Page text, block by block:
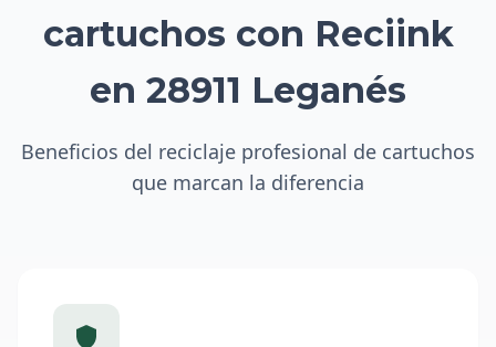
cartuchos con Reciink
en 28911 Leganés
Beneficios del reciclaje profesional de cartuchos
que marcan la diferencia